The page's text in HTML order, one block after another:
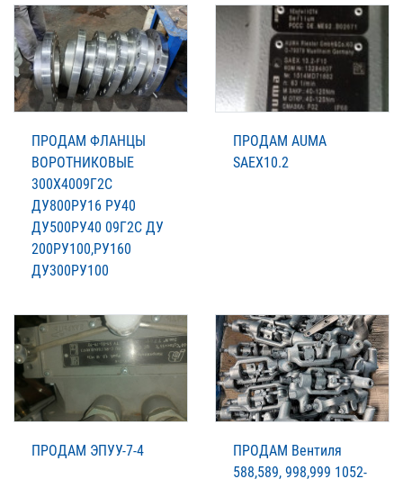
ПРОДАМ ФЛАНЦЫ
ВОРОТНИКОВЫЕ
300Х4009Г2С
ДУ800РУ16 РУ40
ДУ500РУ40 09Г2С ДУ
200РУ100,РУ160
ДУ300РУ100
ПРОДАМ AUMA
SAEX10.2
ПРОДАМ ЭПУУ-7-4
ПРОДАМ Вентиля
588,589, 998,999 1052-